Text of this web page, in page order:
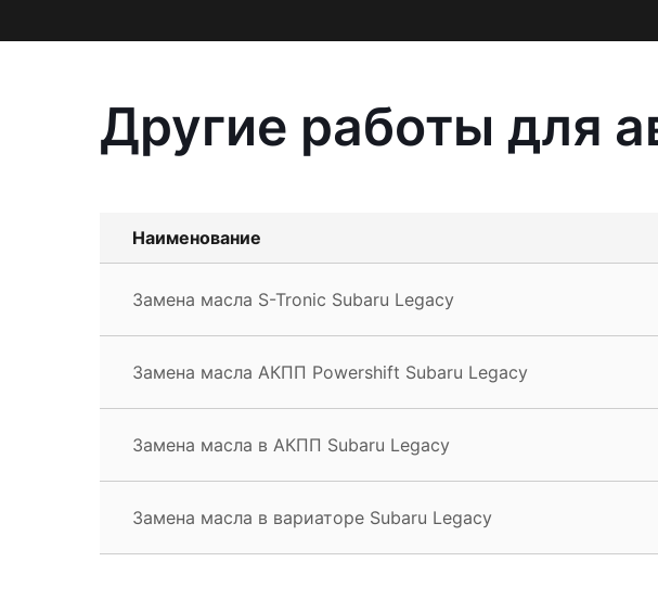
Другие работы для
Наименование
Замена масла S-Tronic Subaru Legacy
Замена масла АКПП Powershift Subaru Legacy
Замена масла в АКПП Subaru Legacy
Замена масла в вариаторе Subaru Legacy